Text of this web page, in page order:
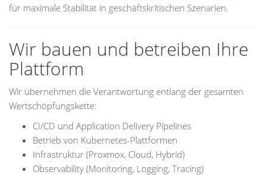
für maximale Stabilität in geschäftskritischen Szenarien.
Wir bauen und betreiben Ihre
Plattform
Wir übernehmen die Verantwortung entlang der gesamten
Wertschöpfungskette:
CI/CD und Application Delivery Pipelines
Betrieb von Kubernetes-Plattformen
Infrastruktur (Proxmox, Cloud, Hybrid)
Observability (Monitoring, Logging, Tracing)